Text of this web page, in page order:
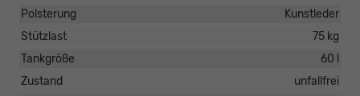
Polsterung
Kunstleder
Stützlast
75 kg
Tankgröße
60 l
Zustand
unfallfrei